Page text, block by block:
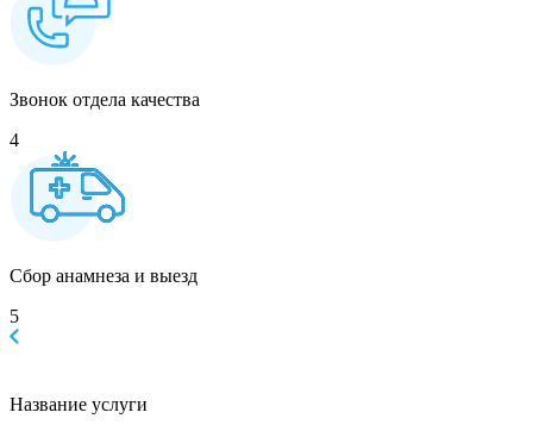
Звонок отдела качества
4
Сбор анамнеза и выезд
5
Название услуги